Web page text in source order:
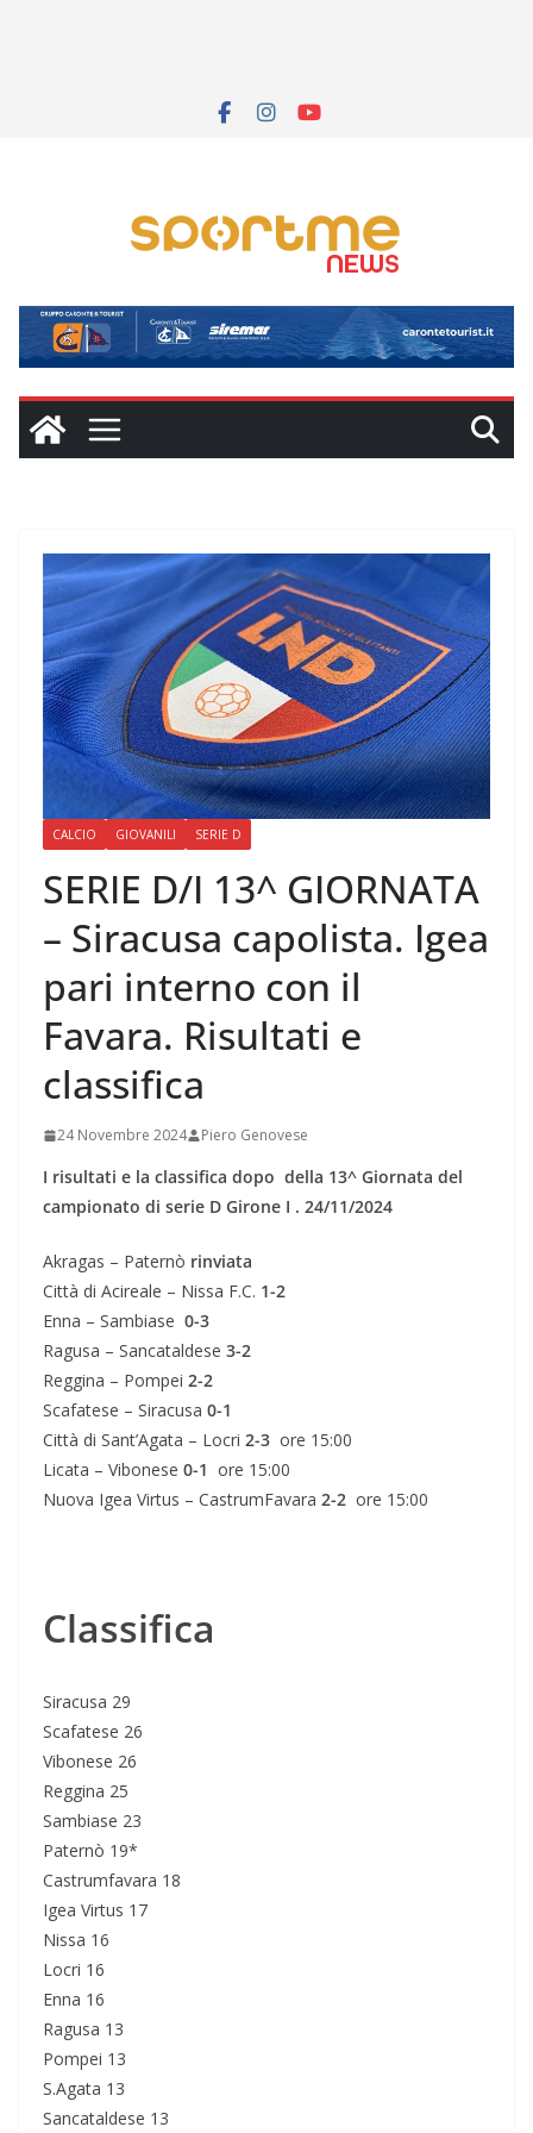
CALCIO GIOVANILI SERIE D
SERIE D/I 13^ GIORNATA
– Siracusa capolista. Igea
pari interno con il
Favara. Risultati e
classifica
24 Novembre 2024 Piero Genovese
I risultati e la classifica dopo della 13^ Giornata del
campionato di serie D Girone I . 24/11/2024
Akragas – Paternò rinviata
Città di Acireale – Nissa F.C. 1-2
Enna – Sambiase 0-3
Ragusa – Sancataldese 3-2
Reggina – Pompei 2-2
Scafatese – Siracusa 0-1
Città di Sant’Agata – Locri 2-3 ore 15:00
Licata – Vibonese 0-1 ore 15:00
Nuova Igea Virtus – CastrumFavara 2-2 ore 15:00
Classifica
Siracusa 29
Scafatese 26
Vibonese 26
Reggina 25
Sambiase 23
Paternò 19*
Castrumfavara 18
Igea Virtus 17
Nissa 16
Locri 16
Enna 16
Ragusa 13
Pompei 13
S.Agata 13
Sancataldese 13